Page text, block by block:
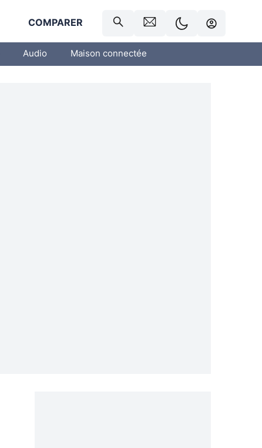
COMPARER
Audio Maison connectée